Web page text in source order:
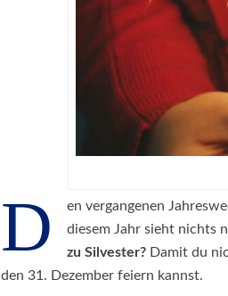
D
en vergangenen
diesem Jahr sieht nichts
zu Silvester? Damit du
den 31. Dezember feiern kannst.